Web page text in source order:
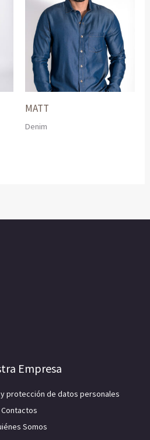
MATT
Denim
Empresa
protección de datos personales
Contactos
Somos